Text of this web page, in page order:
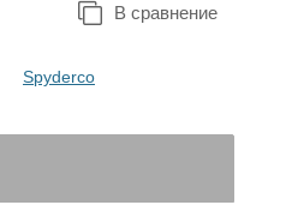
В сравнение
Spyderco